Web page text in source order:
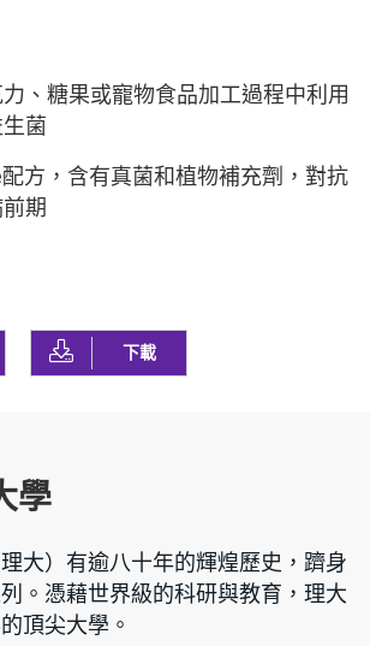
、糖果或寵物食品加工過程中利用
菌
方，含有真菌和植物補充劑，對抗
期
下載
學
大）有逾八十年的輝煌歷史，躋身
。憑藉世界級的科研與教育，理大
頂尖大學。